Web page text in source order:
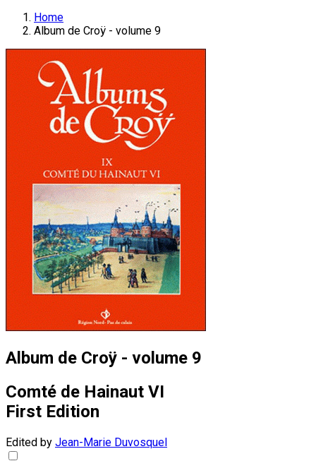
Home
Album de Croÿ - volume 9
Album de Croÿ - volume 9
Comté de Hainaut VI
First Edition
Edited by Jean-Marie Duvosquel